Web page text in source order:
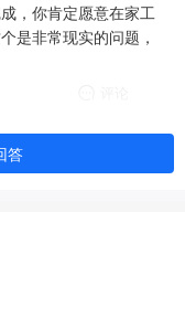
，你肯定愿意在家工
是非常现实的问题，
答